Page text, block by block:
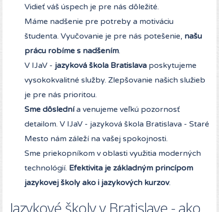
Vidieť váš úspech je pre nás dôležité.
Máme nadšenie pre potreby a motiváciu
študenta. Vyučovanie je pre nás potešenie, našu
prácu robíme s nadšením.
V IJaV - jazyková škola Bratislava poskytujeme
vysokokvalitné služby. Zlepšovanie našich služieb
je pre nás prioritou.
Sme dôslednía venujeme veľkú pozornosť
detailom. V IJaV - jazyková škola Bratislava - Staré
Mesto nám záleží na vašej spokojnosti.
Sme priekopníkom v oblasti využitia moderných
technológií. Efektivita je základným princípom
jazykovej školy ako i jazykových kurzov.